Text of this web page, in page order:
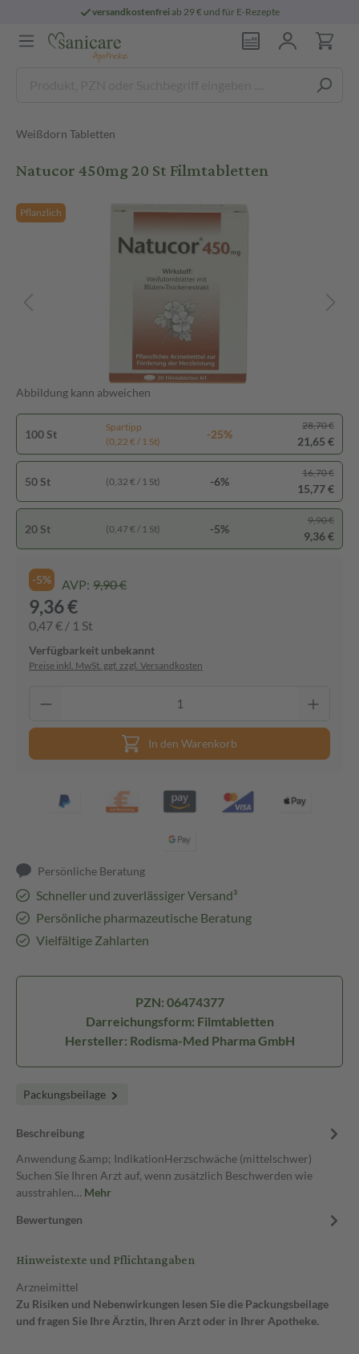
versandkostenfreiab 29 € und für E-Rezepte
Weißdorn Tabletten
Natucor 450mg 20 St Filmtabletten
Pflanzlich
Abbildung kann abweichen
100 St
Spartipp
(0,22 € / 1 St)
-25%
28,70 €
21,65 €
50 St (0,32 € / 1 St) -6%
16,70 €
15,77 €
20 St (0,47 € / 1 St) -5%
9,90 €
9,36 €
-5% AVP: 9,90 €
9,36 €
0,47 € / 1 St
Verfügbarkeit unbekannt
Preise inkl. MwSt. ggf. zzgl. Versandkosten
In den Warenkorb
Persönliche Beratung
Schneller und zuverlässiger Versand³
Persönliche pharmazeutische Beratung
Vielfältige Zahlarten
PZN: 06474377
Darreichungsform: Filmtabletten
Hersteller: Rodisma-Med Pharma GmbH
Packungsbeilage
Beschreibung
Anwendung &amp; IndikationHerzschwäche (mittelschwer)
Suchen Sie Ihren Arzt auf, wenn zusätzlich Beschwerden wie
ausstrahlen… Mehr
Bewertungen
Hinweistexte und Pflichtangaben
Arzneimittel
Zu Risiken und Nebenwirkungen lesen Sie die Packungsbeilage
und fragen Sie Ihre Ärztin, Ihren Arzt oder in Ihrer Apotheke.